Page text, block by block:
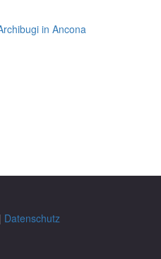
in Ancona
| Datenschutz